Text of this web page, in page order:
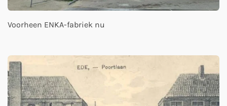
Voorheen ENKA-fabriek nu